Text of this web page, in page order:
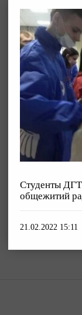
Студенты
общежитий
21.02.2022 15:11